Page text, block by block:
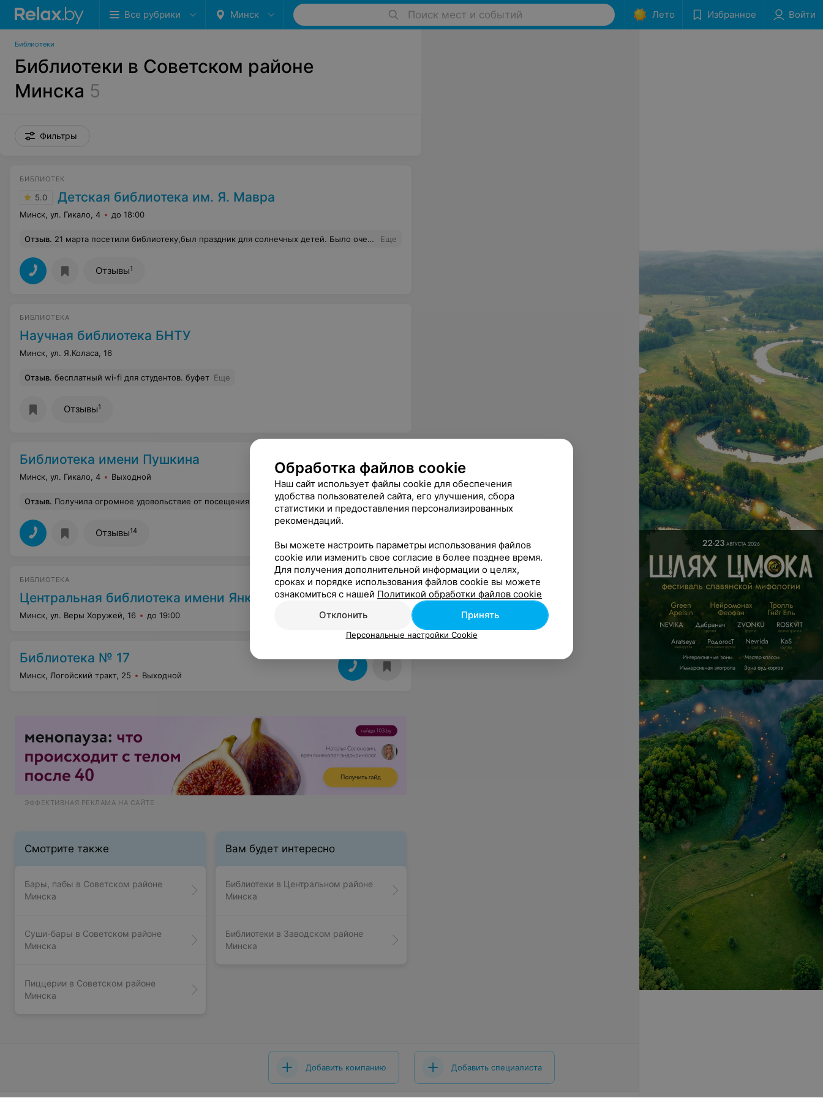
Все рубрики Минск Поиск мест и событий Лето Избранное Войти
Библиотеки
Библиотеки в Советском районе
Минска 5
Фильтры
БИБЛИОТЕК
5.0 Детская библиотека им. Я. Мавра
Минск, ул. Гикало, 4 до 18:00
Отзыв. 21 марта посетили библиотеку,был праздник для солнечных детей. Было очень интересное представление для наших деток.После было вкусное угощение-морс,пицца,пироженное.....Спасибо огромное за красивую выставку картин.Спасибо за приглашение,очень остались довольны. Еще
Отзывы1
БИБЛИОТЕКА
Научная библиотека БНТУ
Минск, ул. Я.Коласа, 16
Отзыв. бесплатный wi-fi для студентов. буфет Еще
Отзывы1
Библиотека имени Пушкина
Минск, ул. Гикало, 4 Выходной
Отзыв. Получила огромное удовольствие от посещения библиотеки. В галерее 25 января 2017 г. прошла презентация книги "Рукой мастера".Встреча с известными художниками Минска и Минской области добавила эмоций и позитив. Шикарное издание произвело большое впечатление на меня как на библиотекаря и как на читателя. Качественные иллюстрации, знакомые художники, дружеские пожелания творческих успехов. Тираж книги всего 700 экземпляров. Их получили мастера живописи, графики и скульптуры; краеведческие музеи. Приятная встреча в стенах библиотеки, ещё одна прекрасная книга в руках читателей и возможность взять автограф у мастеров живописи. Всё здорово. Атмосфера в библиотеке дружеская. Спасибо за презентацию организаторам и областной библиотеке. А у нас есть возможность посмотреть новый альбом "Рукой мастера" с иллюстрациями работ известных мастеров Минщины. Галина. 31.01.17 Еще
Отзывы14
БИБЛИОТЕКА
Центральная библиотека имени Янки Купалы
Минск, ул. Веры Хоружей, 16 до 19:00
Библиотека № 17
Минск, Логойский тракт, 25 Выходной
ЭФФЕКТИВНАЯ РЕКЛАМА НА САЙТЕ
Смотрите также
Бары, пабы в Советском районе
Минска
Суши-бары в Советском районе
Минска
Пиццерии в Советском районе
Минска
Вам будет интересно
Библиотеки в Центральном районе
Минска
Библиотеки в Заводском районе
Минска
Добавить компанию Добавить специалиста
Обработка файлов cookie
Наш сайт использует файлы cookie для обеспечения
удобства пользователей сайта, его улучшения, сбора
статистики и предоставления персонализированных
рекомендаций.
Вы можете настроить параметры использования файлов
cookie или изменить свое согласие в более позднее время.
Для получения дополнительной информации о целях,
сроках и порядке использования файлов cookie вы можете
ознакомиться с нашей Политикой обработки файлов cookie
Отклонить
Принять
Персональные настройки Cookie